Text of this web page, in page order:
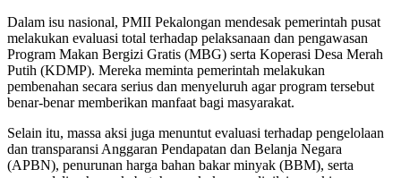
Dalam isu nasional, PMII Pekalongan mendesak pemerintah pusat
melakukan evaluasi total terhadap pelaksanaan dan pengawasan
Program Makan Bergizi Gratis (MBG) serta Koperasi Desa Merah
Putih (KDMP). Mereka meminta pemerintah melakukan
pembenahan secara serius dan menyeluruh agar program tersebut
benar-benar memberikan manfaat bagi masyarakat.
Selain itu, massa aksi juga menuntut evaluasi terhadap pengelolaan
dan transparansi Anggaran Pendapatan dan Belanja Negara
(APBN), penurunan harga bahan bakar minyak (BBM), serta